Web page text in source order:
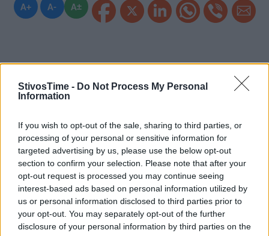
StivosTime - Do Not Process My Personal
Information
If you wish to opt-out of the sale, sharing to third parties, or
processing of your personal or sensitive information for
targeted advertising by us, please use the below opt-out
section to confirm your selection. Please note that after your
opt-out request is processed you may continue seeing
interest-based ads based on personal information utilized by
us or personal information disclosed to third parties prior to
your opt-out. You may separately opt-out of the further
disclosure of your personal information by third parties on the
A+ A- A±